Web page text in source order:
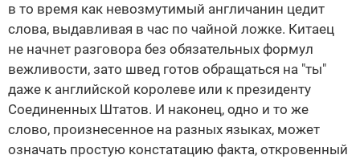
в то время как невозмутимый англичанин цедит
слова, выдавливая в час по чайной ложке. Китаец
не начнет разговора без обязательных формул
вежливости, зато швед готов обращаться на "ты"
даже к английской королеве или к президенту
Соединенных Штатов. И наконец, одно и то же
слово, произнесенное на разных языках, может
означать простую констатацию факта, откровенный